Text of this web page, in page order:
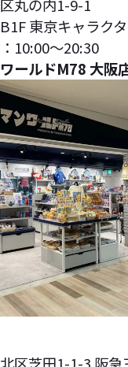
丸の内1-9-1
東京キャラク
10:00～20:30
ールドM78 大阪
区芝田1-1-3 阪